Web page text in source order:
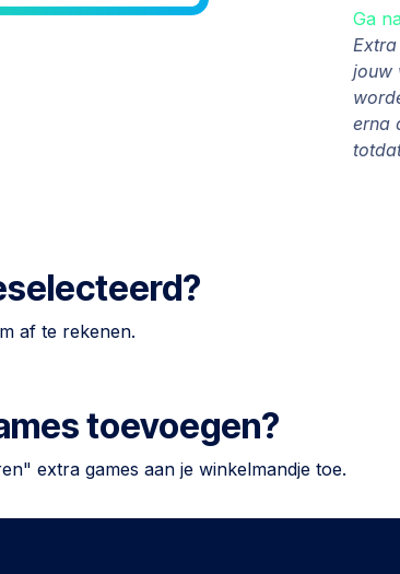
Ga
jouw
erna
af te rekenen.
toevoegen?
extra games aan je winkelmandje toe.